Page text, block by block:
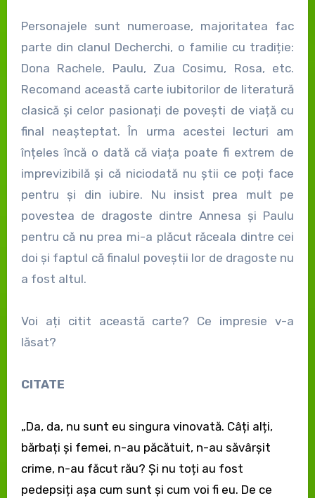
Personajele sunt numeroase, majoritatea fac
parte din clanul Decherchi, o familie cu tradiție:
Dona Rachele, Paulu, Zua Cosimu, Rosa, etc.
Recomand această carte iubitorilor de literatură
clasică și celor pasionați de povești de viață cu
final neașteptat. În urma acestei lecturi am
înțeles încă o dată că viața poate fi extrem de
imprevizibilă și că niciodată nu știi ce poți face
pentru și din iubire. Nu insist prea mult pe
povestea de dragoste dintre Annesa și Paulu
pentru că nu prea mi-a plăcut răceala dintre cei
doi și faptul că finalul poveștii lor de dragoste nu
a fost altul.
Voi ați citit această carte? Ce impresie v-a
lăsat?
CITATE
„Da, da, nu sunt eu singura vinovată. Câți alți,
bărbați și femei, n-au păcătuit, n-au săvârșit
crime, n-au făcut rău? Și nu toți au fost
pedepsiți așa cum sunt și cum voi fi eu. De ce